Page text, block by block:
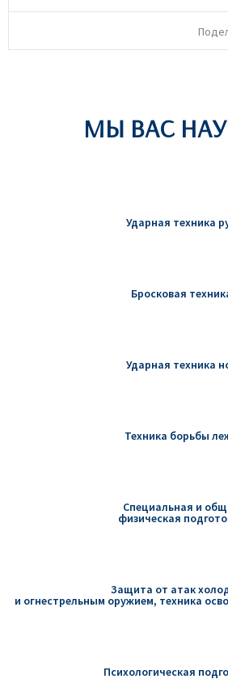
МЫ ВАС
Ударная техника
Бросковая
Ударная техника
Техника борьбы
Cпециальная и
физическая
Защита от атак
и огнестрельным оружием, техника
Психологическая